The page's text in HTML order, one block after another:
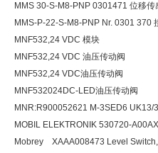
MMS 30-S-M8-PNP 0301471 位移传
MMS-P-22-S-M8-PNP Nr. 0301 370
MNF532,24 VDC 模块
MNF532,24 VDC 油压传动阀
MNF532,24 VDC油压传动阀
MNF532024DC-LED油压传动阀
MNR:R900052621 M-3SED6 UK13/
MOBIL ELEKTRONIK 530720-
Mobrey XAAA008473 Level